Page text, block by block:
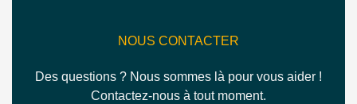
NOUS CONTACTER
Des questions ? Nous sommes là pour vous aider !
Contactez-nous à tout moment.